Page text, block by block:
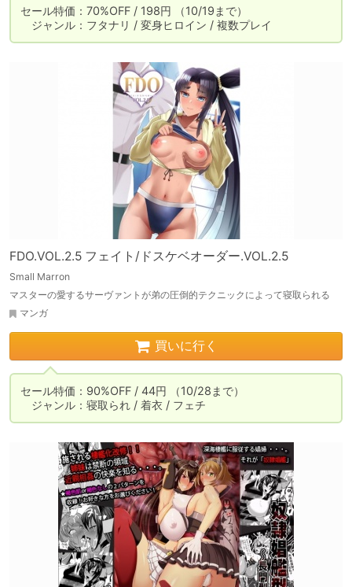
セール特価：70%OFF / 198円 （10/19まで）
ジャンル：フタナリ / 変身ヒロイン / 複数プレイ
FDO.VOL.2.5 フェイト/ドスケベオーダー.VOL.2.5
Small Marron
マスターの愛するサーヴァントが弟の圧倒的テクニックによって寝取られる
マンガ
買いに行く
セール特価：90%OFF / 44円 （10/28まで）
ジャンル：寝取られ / 着衣 / フェチ